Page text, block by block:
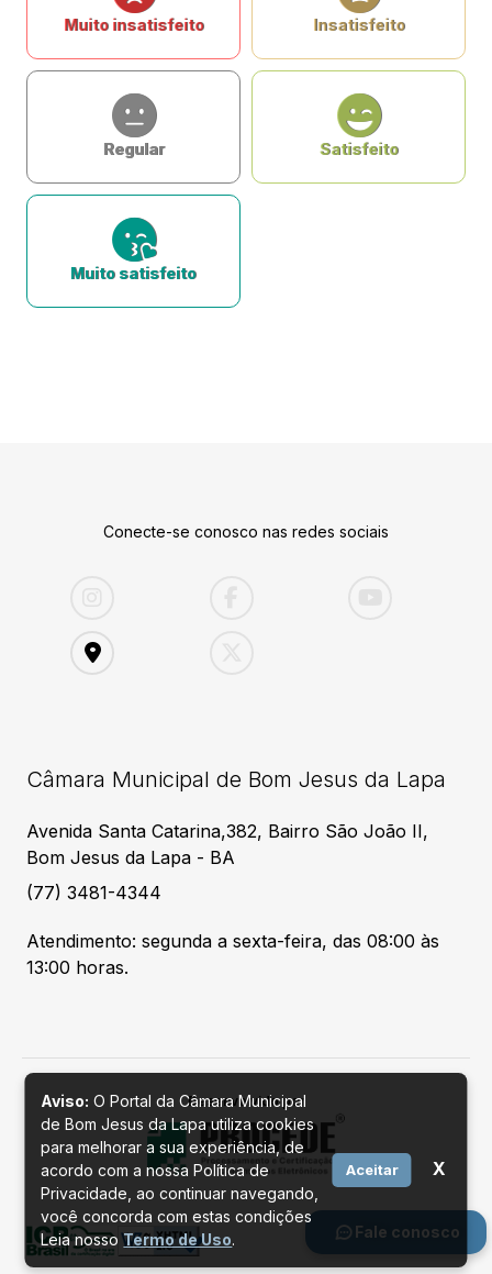
Fale conosco
Muito insatisfeito Insatisfeito
Regular Satisfeito
Muito satisfeito
Conecte-se conosco nas redes sociais
Câmara Municipal de Bom Jesus da Lapa
Avenida Santa Catarina,382, Bairro São João II,
Bom Jesus da Lapa - BA
(77) 3481-4344
Atendimento: segunda a sexta-feira, das 08:00 às
13:00 horas.
Desenvolvido por
Aviso: O Portal da Câmara Municipal
de Bom Jesus da Lapa utiliza cookies
para melhorar a sua experiência, de
acordo com a nossa Política de
Privacidade, ao continuar navegando,
você concorda com estas condições
Leia nossoTermo de Uso.
Aceitar X